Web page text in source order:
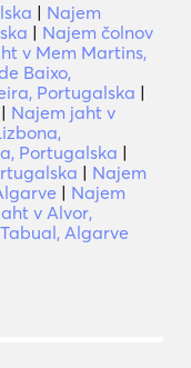
| Najem
| Najem čolnov
v Mem Martins,
Baixo,
Portugalska |
| Najem jaht v
Portugalska |
| Najem
| Najem
v Alvor,
Algarve